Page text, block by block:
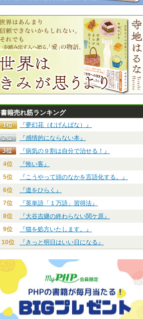
書籍売れ筋ランキング
『夢幻花（むげんばな）』
『感情的にならない本』
『病気の９割は自分で治せる！』
4位
『怖い客』
5位
『こうやって頭のなかを言語化する。』
6位
『道をひらく』
7位
『英単語「１万語」習得法』
8位
『大谷吉継の終わらない関ケ原』
9位
『猫を処方いたします。』
10位
『きっと明日はいい日になる』